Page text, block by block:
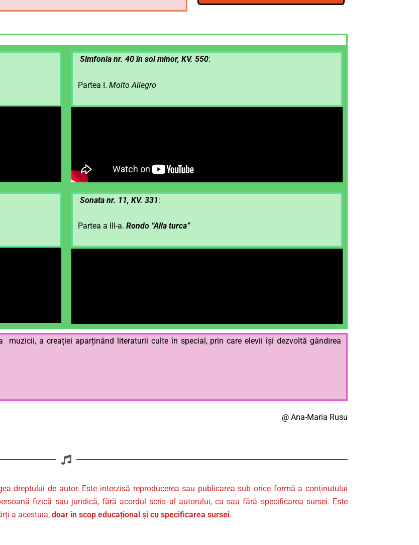
Simfonia nr. 40 în sol minor, KV. 550:
Partea I. Molto Allegro
Sonata nr. 11, KV. 331:
Partea a III-a. Rondo ”Alla turca”
muzicii, a creației aparținând literaturii culte în special, prin care elevii își dezvoltă gândirea
@ Ana-Maria Rusu
dreptului de autor. Este interzisă reproducerea sau publicarea sub orice formă a conținutului
fizică sau juridică, fără acordul scris al autorului, cu sau fără specificarea sursei. Este
a acestuia, doar în scop educațional și cu specificarea sursei.